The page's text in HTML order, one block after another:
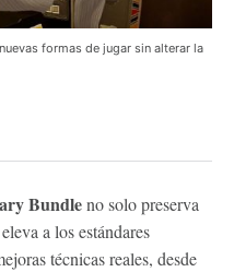
formas de jugar sin alterar la
Bundleno solo preserva
a los estándares
técnicas reales, desde